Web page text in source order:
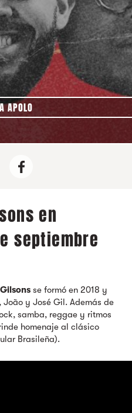
APOLO
en
septiembre
Gilsons se formó en 2018 y
y José Gil. Además de
samba, reggae y ritmos
homenaje al clásico
Brasileña).